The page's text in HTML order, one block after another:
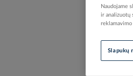
Naudojame
ir analizuotų
reklamavimo
Slapukų